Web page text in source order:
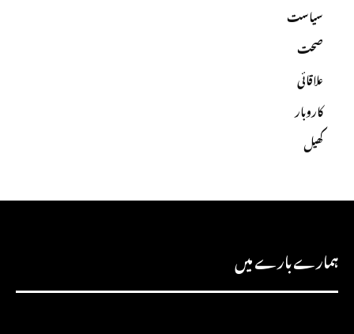
سیاست
صحت
علاقائی
کاروبار
کھیل
ہمارے بارے میں